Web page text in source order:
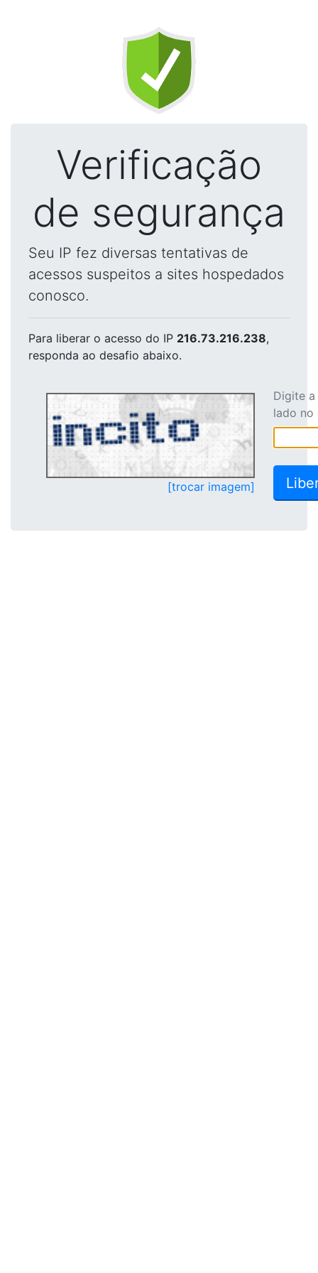
Verificação
de segurança
Seu IP fez diversas tentativas de
acessos suspeitos a sites hospedados
conosco.
Para liberar o acesso do IP 216.73.216.238,
responda ao desafio abaixo.
[trocar imagem]
Digite
lado no